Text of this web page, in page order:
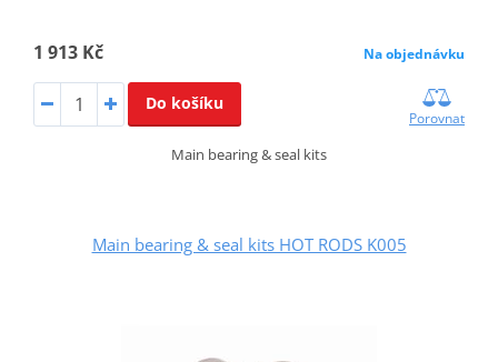
1 913 Kč Na objednávku
Do košíku
Porovnat
Main bearing & seal kits
Main bearing & seal kits HOT RODS K005